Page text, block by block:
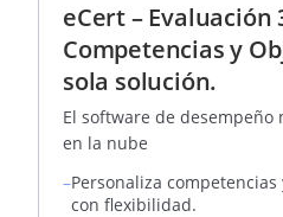
eCert – Evaluación
Competencias y
sola solución.
El software de desempeño
en la nube
–Personaliza
con flexibilidad.